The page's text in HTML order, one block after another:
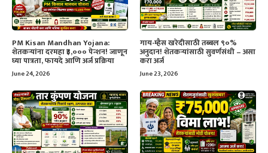
PM Kisan Mandhan Yojana:
शेतकऱ्यांना दरमहा ₹३,००० पेन्शन! जाणून
घ्या पात्रता, फायदे आणि अर्ज प्रक्रिया
June 24, 2026
गाय-म्हैस खरेदीसाठी तब्बल ९०%
अनुदान! शेतकऱ्यांसाठी सुवर्णसंधी – असा
करा अर्ज
June 23, 2026